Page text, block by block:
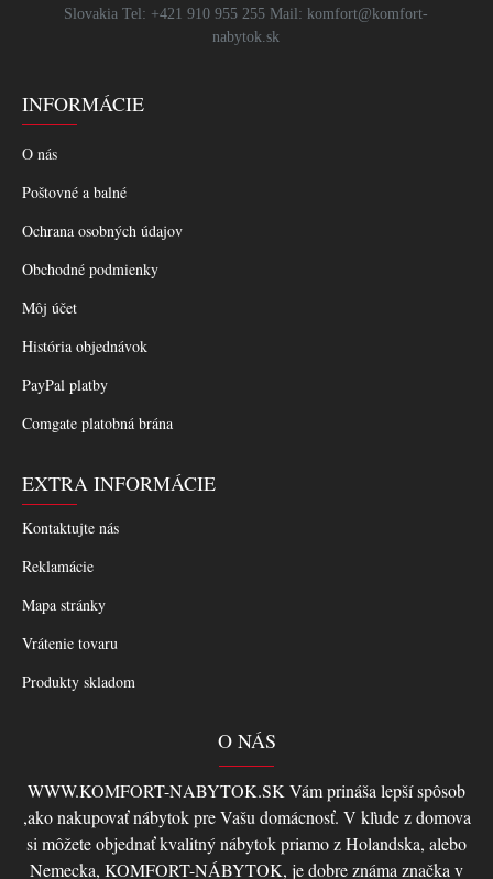
Slovakia Tel: +421 910 955 255 Mail: komfort@komfort-
nabytok.sk
INFORMÁCIE
O nás
Poštovné a balné
Ochrana osobných údajov
Obchodné podmienky
Môj účet
História objednávok
PayPal platby
Comgate platobná brána
EXTRA INFORMÁCIE
Kontaktujte nás
Reklamácie
Mapa stránky
Vrátenie tovaru
Produkty skladom
O NÁS
WWW.KOMFORT-NABYTOK.SK Vám prináša lepší spôsob
,ako nakupovať nábytok pre Vašu domácnosť. V kľude z domova
si môžete objednať kvalitný nábytok priamo z Holandska, alebo
Nemecka, KOMFORT-NÁBYTOK, je dobre známa značka v